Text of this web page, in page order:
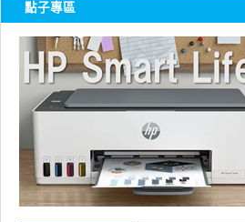
點子專區